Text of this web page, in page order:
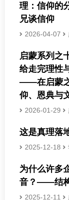
理：信仰的
兄谈信仰
2026-04-07
启蒙系列之
给走完理性
——在启蒙
仰、恩典与
2026-01-29
这是真理落
2025-12-18
为什么许多
音？——结
2025-12-11